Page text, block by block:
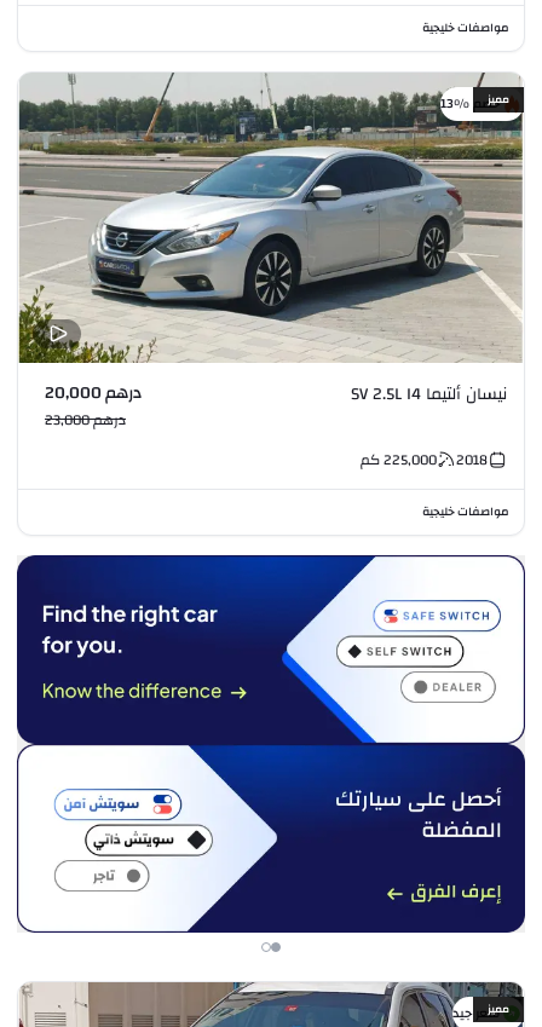
مواصفات خليجية
خصم %13مميز
نيسان ألتيما SV 2.5L I4 درهم 20,000
درهم 23,000
2018
225,000كم
مواصفات خليجية
سعر جيدمميز